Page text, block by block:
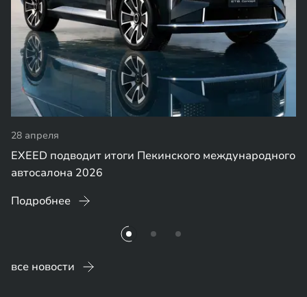
28 апреля
EXEED подводит итоги Пекинского международного
автосалона 2026
Подробнее
все новости